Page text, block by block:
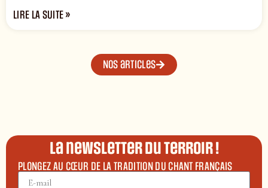
LIRE LA SUITE »
Nos articles
La newsletter du terroir !
PLONGEZ AU CŒUR DE LA TRADITION DU CHANT FRANÇAIS